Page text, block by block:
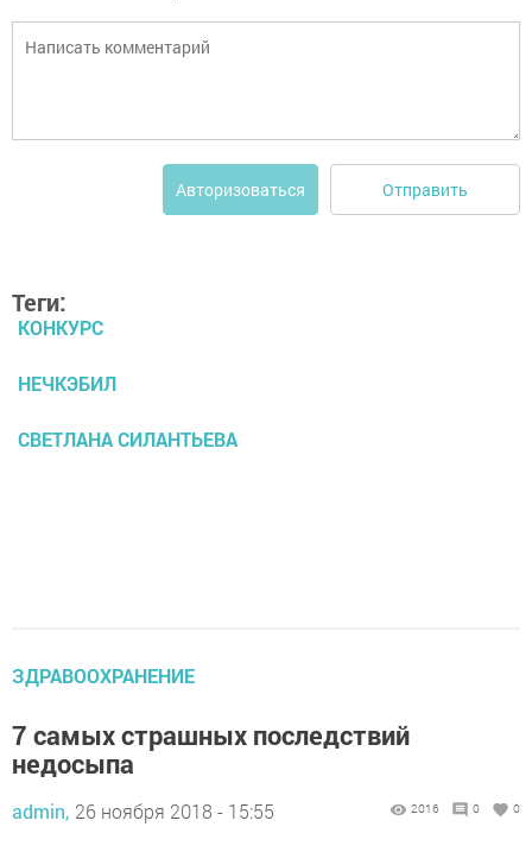
Авторизоваться Отправить
Теги:
КОНКУРС
НЕЧКЭБИЛ
СВЕТЛАНА СИЛАНТЬЕВА
ЗДРАВООХРАНЕНИЕ
7 самых страшных последствий
недосыпа
admin, 26 ноября 2018 - 15:55 2016 0 0